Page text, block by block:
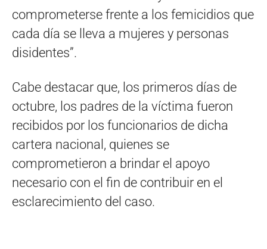
comprometerse frente a los femicidios que
cada día se lleva a mujeres y personas
disidentes”.
Cabe destacar que, los primeros días de
octubre, los padres de la víctima fueron
recibidos por los funcionarios de dicha
cartera nacional, quienes se
comprometieron a brindar el apoyo
necesario con el fin de contribuir en el
esclarecimiento del caso.